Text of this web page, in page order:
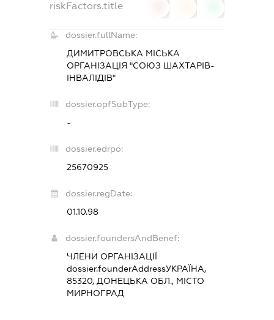
riskFactors.title
dossier.fullName:
ДИМИТРОВСЬКА МІСЬКА
ОРГАНІЗАЦІЯ "СОЮЗ ШАХТАРІВ-
ІНВАЛІДІВ"
dossier.opfSubType:
-
dossier.edrpo:
25670925
dossier.regDate:
01.10.98
dossier.foundersAndBenef:
ЧЛЕНИ ОРГАНІЗАЦІЇ
dossier.founderAddressУКРАЇНА,
85320, ДОНЕЦЬКА ОБЛ., МІСТО
МИРНОГРАД